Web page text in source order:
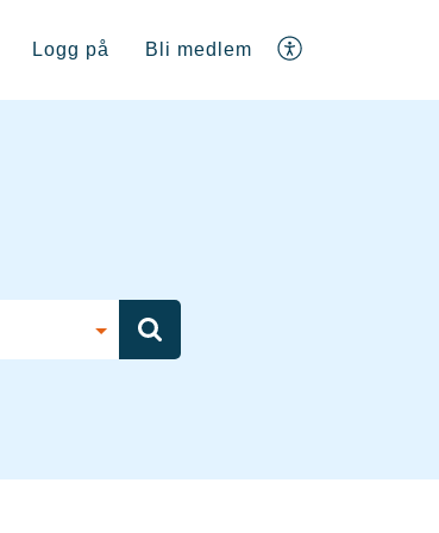
Logg på Bli medlem